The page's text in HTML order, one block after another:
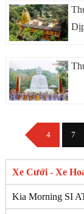
4 7
Xe Cưới - Xe
Kia Morning SI